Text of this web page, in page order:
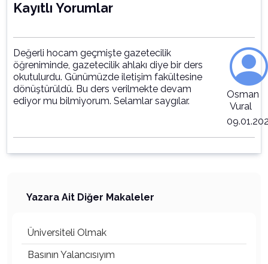
Kayıtlı Yorumlar
Değerli hocam geçmişte gazetecilik
öğreniminde, gazetecilik ahlakı diye bir ders
okutulurdu. Günümüzde iletişim fakültesine
dönüştürüldü. Bu ders verilmekte devam
ediyor mu bilmiyorum. Selamlar saygılar.
Osman
Vural
Yazara Ait Diğer Makaleler
Üniversiteli Olmak
Basının Yalancısıyım